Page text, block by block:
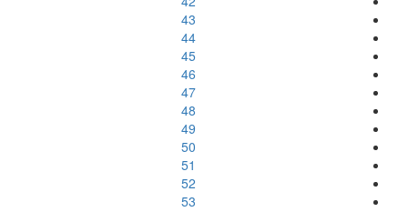
43
44
45
46
47
48
49
50
51
52
53